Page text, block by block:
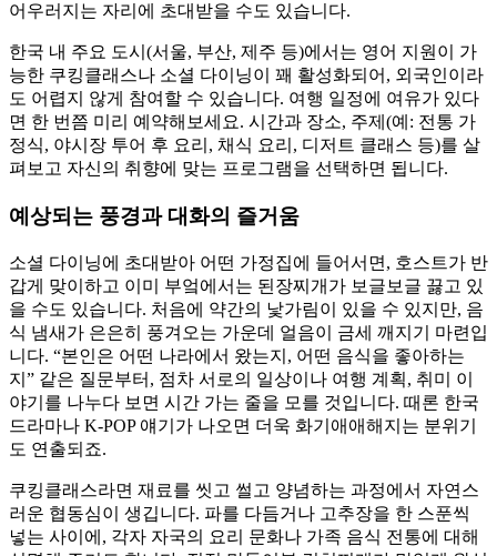
어우러지는 자리에 초대받을 수도 있습니다.
한국 내 주요 도시(서울, 부산, 제주 등)에서는 영어 지원이 가
능한 쿠킹클래스나 소셜 다이닝이 꽤 활성화되어, 외국인이라
도 어렵지 않게 참여할 수 있습니다. 여행 일정에 여유가 있다
면 한 번쯤 미리 예약해보세요. 시간과 장소, 주제(예: 전통 가
정식, 야시장 투어 후 요리, 채식 요리, 디저트 클래스 등)를 살
펴보고 자신의 취향에 맞는 프로그램을 선택하면 됩니다.
예상되는 풍경과 대화의 즐거움
소셜 다이닝에 초대받아 어떤 가정집에 들어서면, 호스트가 반
갑게 맞이하고 이미 부엌에서는 된장찌개가 보글보글 끓고 있
을 수도 있습니다. 처음에 약간의 낯가림이 있을 수 있지만, 음
식 냄새가 은은히 풍겨오는 가운데 얼음이 금세 깨지기 마련입
니다. “본인은 어떤 나라에서 왔는지, 어떤 음식을 좋아하는
지” 같은 질문부터, 점차 서로의 일상이나 여행 계획, 취미 이
야기를 나누다 보면 시간 가는 줄을 모를 것입니다. 때론 한국
드라마나 K-POP 얘기가 나오면 더욱 화기애애해지는 분위기
도 연출되죠.
쿠킹클래스라면 재료를 씻고 썰고 양념하는 과정에서 자연스
러운 협동심이 생깁니다. 파를 다듬거나 고추장을 한 스푼씩
넣는 사이에, 각자 자국의 요리 문화나 가족 음식 전통에 대해